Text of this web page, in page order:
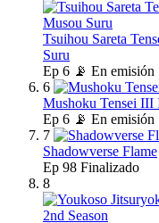
Tsuihou Sareta
Suru
Ep 6 📡 En emisión
6
Mushoku Tensei III
Ep 6 📡 En emisión
7
Shadowverse Flame
Ep 98 Finalizado
8